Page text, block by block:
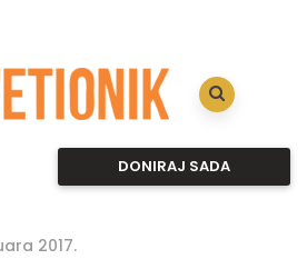
DONIRAJ SADA
2017.